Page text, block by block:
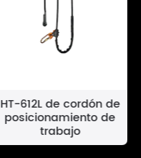
HT-612L de cordón de
posicionamiento de
trabajo